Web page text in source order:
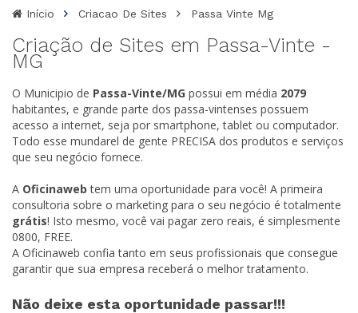
Início Criacao De Sites Passa Vinte Mg
Criação de Sites em Passa-Vinte -
MG
O Municipio de Passa-Vinte/MG possui em média 2079
habitantes, e grande parte dos passa-vintenses possuem
acesso a internet, seja por smartphone, tablet ou computador.
Todo esse mundarel de gente PRECISA dos produtos e serviços
que seu negócio fornece.
A Oficinaweb tem uma oportunidade para você! A primeira
consultoria sobre o marketing para o seu negócio é totalmente
grátis! Isto mesmo, você vai pagar zero reais, é simplesmente
0800, FREE.
A Oficinaweb confia tanto em seus profissionais que consegue
garantir que sua empresa receberá o melhor tratamento.
Não deixe esta oportunidade passar!!!